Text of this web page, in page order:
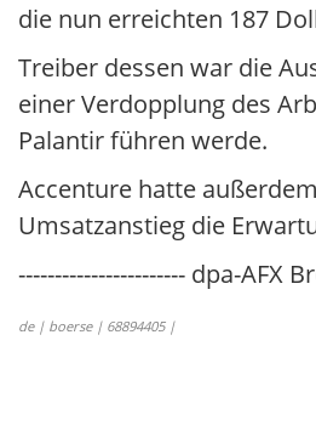
die nun erreichten 187
Treiber dessen war die
einer Verdopplung des
Palantir führen werde.
Accenture hatte
Umsatzanstieg die
----------------------- dpa-AFX
de | boerse | 68894405 |